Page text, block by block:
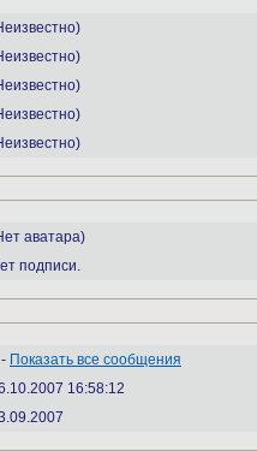
аватара)
подписи.
Показать все сообщения
16:58:12